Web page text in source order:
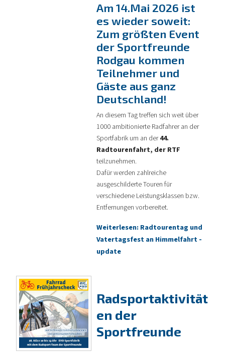
Am 14.Mai 2026 ist
es wieder soweit:
Zum größten Event
der Sportfreunde
Rodgau kommen
Teilnehmer und
Gäste aus ganz
Deutschland!
An diesem Tag treffen sich weit über
1000 ambitionierte Radfahrer an der
Sportfabrik um an der44.
Radtourenfahrt, der RTF
teilzunehmen.
Dafür werden zahlreiche
ausgeschilderte Touren für
verschiedene Leistungsklassen bzw.
Entfernungen vorbereitet.
Weiterlesen: Radtourentag und
Vatertagsfest an Himmelfahrt -
update
Radsportaktivität
en der
Sportfreunde